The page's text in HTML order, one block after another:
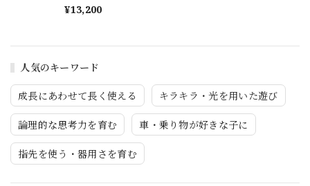
人気のキーワード
成長にあわせて長く使える キラキラ・光を用いた遊び
論理的な思考力を育む 車・乗り物が好きな子に
指先を使う・器用さを育む
¥13,200